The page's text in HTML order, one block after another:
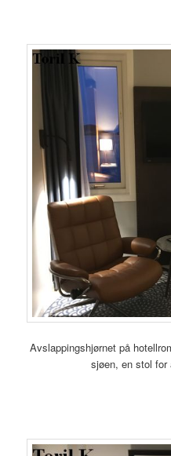
Avslappingshjørnet på
sjøen, en stol for